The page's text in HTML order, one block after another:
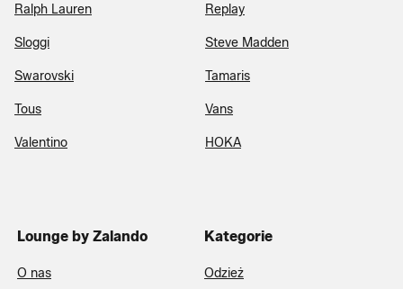
Ralph Lauren Replay
Sloggi Steve Madden
Swarovski Tamaris
Tous Vans
Valentino HOKA
Lounge by Zalando
O nas
Kategorie
Odzież